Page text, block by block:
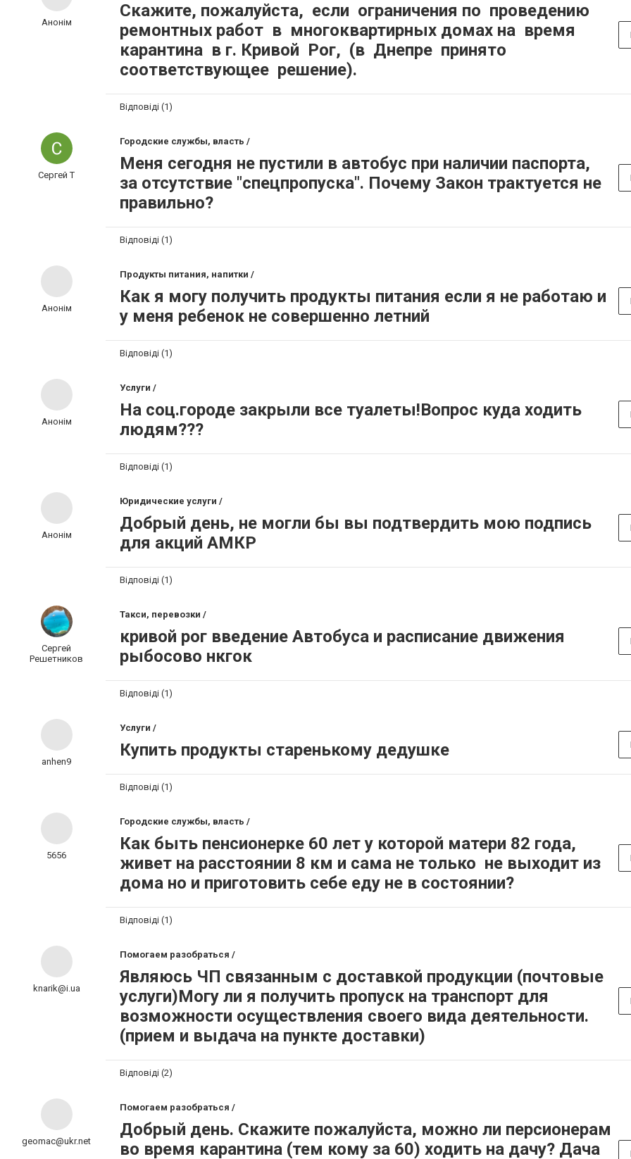
Анонім
Скажите, пожалуйста, если ограничения по проведению
ремонтных работ в многоквартирных домах на время
карантина в г. Кривой Рог, (в Днепре принято
соответствующее решение).
Відповіді (1)
Сергей Т
Городские службы, власть /
Меня сегодня не пустили в автобус при наличии паспорта,
за отсутствие "спецпропуска". Почему Закон трактуется не
правильно?
Відповіді (1)
Анонім
Продукты питания, напитки /
Как я могу получить продукты питания если я не работаю и
у меня ребенок не совершенно летний
Відповіді (1)
Анонім
Услуги /
На соц.городе закрыли все туалеты!Вопрос куда ходить
людям???
Відповіді (1)
Анонім
Юридические услуги /
Добрый день, не могли бы вы подтвердить мою подпись
для акций АМКР
Відповіді (1)
Сергей
Решетников
Такси, перевозки /
кривой рог введение Автобуса и расписание движения
рыбосово нкгок
Відповіді (1)
anhen9
Услуги /
Купить продукты старенькому дедушке
Відповіді (1)
5656
Городские службы, власть /
Как быть пенсионерке 60 лет у которой матери 82 года,
живет на расстоянии 8 км и сама не только не выходит из
дома но и приготовить себе еду не в состоянии?
Відповіді (1)
knarik@i.ua
Помогаем разобраться /
Являюсь ЧП связанным с доставкой продукции (почтовые
услуги)Могу ли я получить пропуск на транспорт для
возможности осуществления своего вида деятельности.
(прием и выдача на пункте доставки)
Відповіді (2)
geomac@ukr.net
Помогаем разобраться /
Добрый день. Скажите пожалуйста, можно ли персионерам
во время карантина (тем кому за 60) ходить на дачу? Дача